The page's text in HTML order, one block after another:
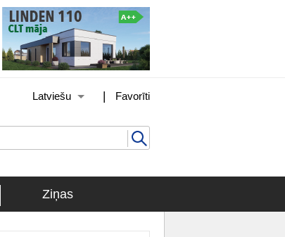
Favorīti
|
Latviešu
Ziņas